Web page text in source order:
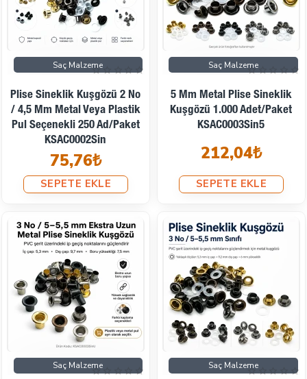
Saç Malzeme
Plise Sineklik Kuşgözü 2 No
/ 4,5 Mm Metal Veya Plastik
Pul Seçenekli 250 Ad/Paket
KSAC0002Sin
75,76₺
SEPETE EKLE
Saç Malzeme
5 Mm Metal Plise Sineklik
Kuşgözü 1.000 Adet/Paket
KSAC0003Sin5
212,04₺
SEPETE EKLE
Saç Malzeme Saç Malzeme